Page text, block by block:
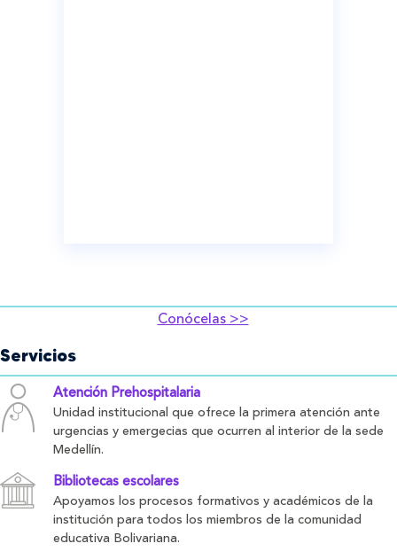
Conócelas >>
Servicios
Atención Prehospitalaria
Unidad institucional que ofrece la primera atención ante
urgencias y emergecias que ocurren al interior de la sede
Medellín.
Bibliotecas escolares
Apoyamos los procesos formativos y académicos de la
institución para todos los miembros de la comunidad
educativa Bolivariana.